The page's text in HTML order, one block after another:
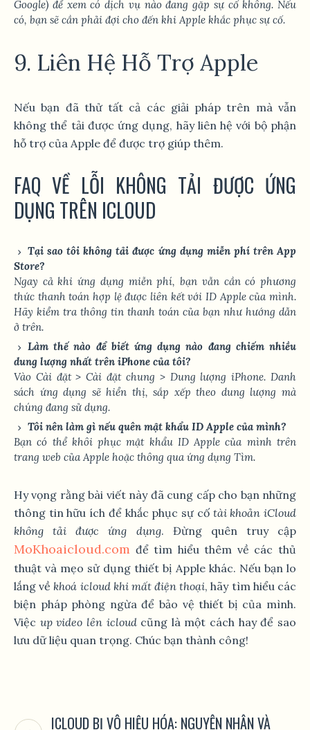
Google) để xem có dịch vụ nào đang gặp sự cố không. Nếu
có, bạn sẽ cần phải đợi cho đến khi Apple khắc phục sự cố.
9. Liên Hệ Hỗ Trợ Apple
Nếu bạn đã thử tất cả các giải pháp trên mà vẫn
không thể tải được ứng dụng, hãy liên hệ với bộ phận
hỗ trợ của Apple để được trợ giúp thêm.
FAQ VỀ LỖI KHÔNG TẢI ĐƯỢC ỨNG
DỤNG TRÊN ICLOUD
Tại sao tôi không tải được ứng dụng miễn phí trên App
Store?
Ngay cả khi ứng dụng miễn phí, bạn vẫn cần có phương
thức thanh toán hợp lệ được liên kết với ID Apple của mình.
Hãy kiểm tra thông tin thanh toán của bạn như hướng dẫn
ở trên.
Làm thế nào để biết ứng dụng nào đang chiếm nhiều
dung lượng nhất trên iPhone của tôi?
Vào Cài đặt>Cài đặt chung > Dung lượng iPhone. Danh
sách ứng dụng sẽ hiển thị, sắp xếp theo dung lượng mà
chúng đang sử dụng.
Tôi nên làm gì nếu quên mật khẩu ID Apple của mình?
Bạn có thể khôi phục mật khẩu ID Apple của mình trên
trang web của Apple hoặc thông qua ứng dụng Tìm.
Hy vọng rằng bài viết này đã cung cấp cho bạn những
thông tin hữu ích để khắc phục sự cố tài khoản iCloud
không tải được ứng dụng. Đừng quên truy cập
MoKhoaicloud.com để tìm hiểu thêm về các thủ
thuật và mẹo sử dụng thiết bị Apple khác. Nếu bạn lo
lắng vềkhoá icloud khi mất điện thoại, hãy tìm hiểu các
biện pháp phòng ngừa để bảo vệ thiết bị của mình.
Việc up video lên icloudcũng là một cách hay để sao
lưu dữ liệu quan trọng. Chúc bạn thành công!
ICLOUD BỊ VÔ HIỆU HÓA: NGUYÊN NHÂN VÀ